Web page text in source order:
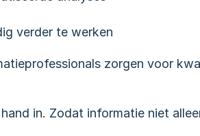
verder te werken
zorgen voor
in. Zodat informatie niet